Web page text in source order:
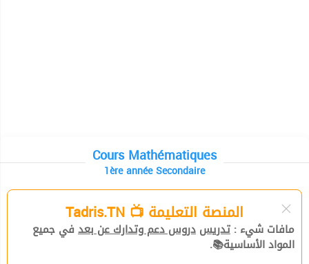
Cours Mathématiques
1ère année Secondaire
المنصة التعليمة 📺 Tadris.TN
مافات شيء : تدريس دروس دعم وتدارك عن بعد في جميع
المواد الأساسية📚.